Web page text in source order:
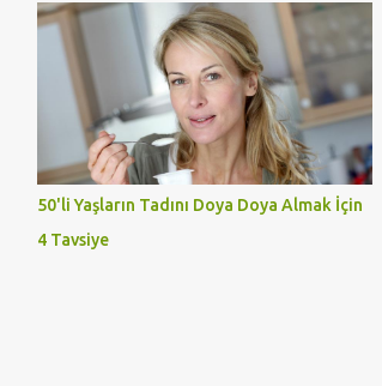
50'li Yaşların Tadını Doya Doya Almak İçin
4 Tavsiye